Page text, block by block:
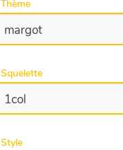
Thème
Squelette
Style